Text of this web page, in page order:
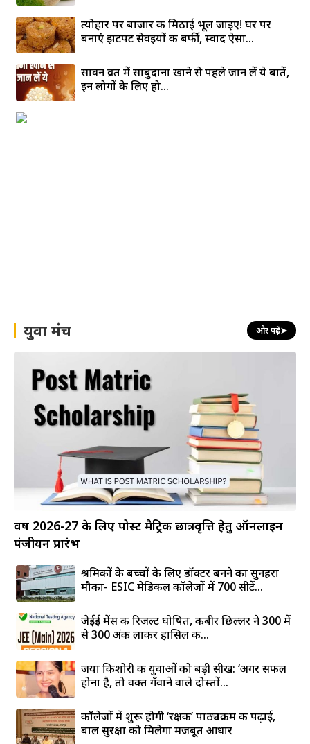
त्योहार पर बाजार की मिठाई भूल जाइए! घर पर
बनाएं झटपट सेवइयों की बर्फी, स्वाद ऐसा...
सावन व्रत में साबुदाना खाने से पहले जान लें ये बातें,
इन लोगों के लिए हो...
युवा मंच और पढ़ें➤
वर्ष 2026-27 के लिए पोस्ट मैट्रिक छात्रवृत्ति हेतु ऑनलाइन
पंजीयन प्रारंभ
श्रमिकों के बच्चों के लिए डॉक्टर बनने का सुनहरा
मौका- ESIC मेडिकल कॉलेजों में 700 सीटें...
जेईई मेंस की रिजल्ट घोषित, कबीर छिल्लर ने 300 में
से 300 अंक लाकर हासिल की...
जया किशोरी की युवाओं को बड़ी सीख: ‘अगर सफल
होना है, तो वक्त गँवाने वाले दोस्तों...
कॉलेजों में शुरू होगी ‘रक्षक’ पाठ्यक्रम की पढ़ाई,
बाल सुरक्षा को मिलेगा मजबूत आधार